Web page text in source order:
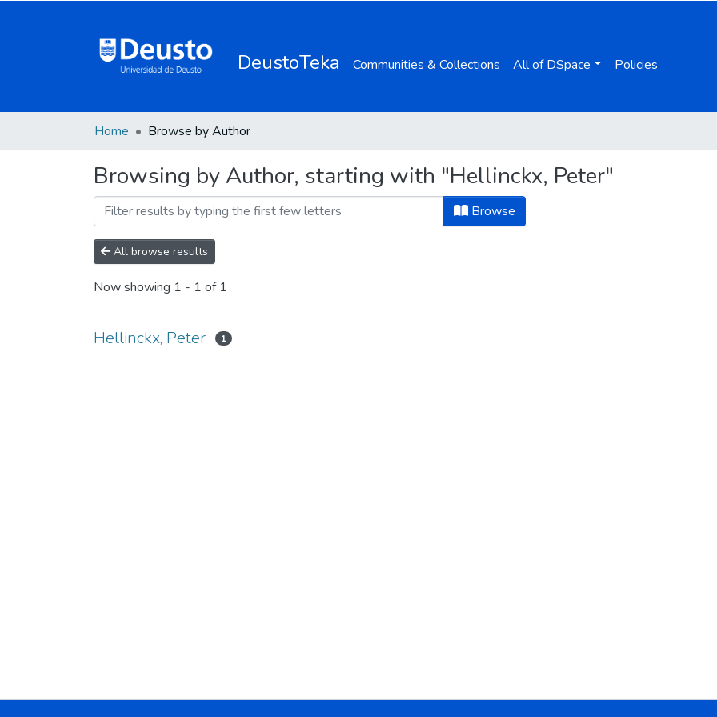
DeustoTeka Communities & Collections All of DSpace Policies
Home Browse by Author
Browsing by Author, starting with "Hellinckx, Peter"
Browse
All browse results
Now showing 1 - 1 of 1
Hellinckx, Peter 1